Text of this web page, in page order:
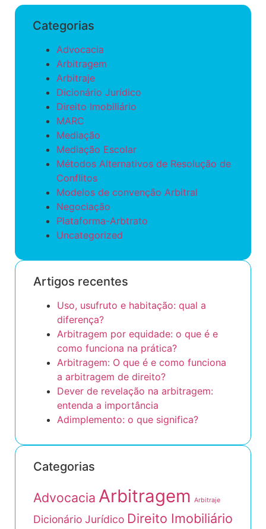
Categorias
Advocacia
Arbitragem
Arbitraje
Dicionário Jurídico
Direito Imobiliário
MARC
Mediação
Mediação Escolar
Métodos Alternativos de Resolução de
Conflitos
Modelos de convenção Arbitral
Negociação
Plataforma-Arbtrato
Uncategorized
Artigos recentes
Uso, usufruto e habitação: qual a
diferença?
Arbitragem por equidade: o que é e
como funciona na prática?
Arbitragem: O que é e como funciona
a arbitragem de direito?
Dever de revelação na arbitragem:
entenda a importância
Adimplemento: o que significa?
Categorias
Advocacia Arbitragem Arbitraje
Dicionário Jurídico Direito Imobiliário